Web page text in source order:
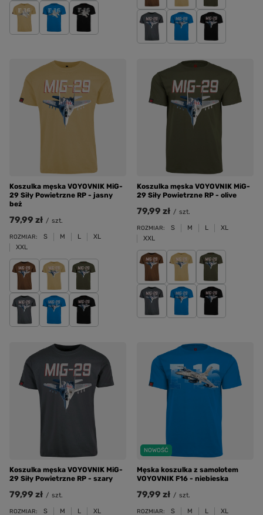
Koszulka męska VOYOVNIK MiG-
29 Siły Powietrzne RP - jasny
beż
79,99 zł / szt.
ROZMIAR: S M L
XL
XXL
Koszulka męska VOYOVNIK MiG-
29 Siły Powietrzne RP - olive
79,99 zł / szt.
ROZMIAR: S M L
XL
XXL
Koszulka męska VOYOVNIK MiG-
29 Siły Powietrzne RP - szary
79,99 zł / szt.
ROZMIAR: S M L
XL
NOWOŚĆ
Męska koszulka z samolotem
VOYOVNIK F16 - niebieska
79,99 zł / szt.
ROZMIAR: S M L
XL